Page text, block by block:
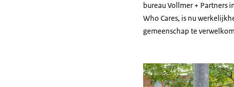
bureau Vollmer + Partners
Who Cares, is nu
gemeenschap te